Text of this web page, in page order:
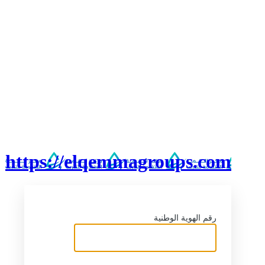
https://elqemmagroups.com
رقم الهوية الوطنية